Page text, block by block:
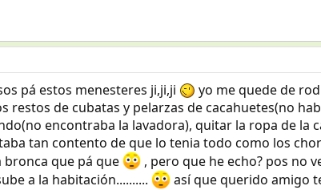
pá estos menesteres ji,ji,ji
yo me quede de
de cubatas y pelarzas de cacahuetes(no
encontraba la lavadora), quitar la ropa de la
tan contento de que lo tenia todo como los
bronca que pá que
, pero que he echo? pos no
a la habitación.......... así que querido amigo